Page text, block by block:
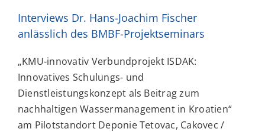
Interviews Dr. Hans-Joachim Fischer
anlässlich des BMBF-Projektseminars
„KMU-innovativ Verbundprojekt ISDAK:
Innovatives Schulungs- und
Dienstleistungskonzept als Beitrag zum
nachhaltigen Wassermanagement in Kroatien“
am Pilotstandort Deponie Tetovac, Cakovec /